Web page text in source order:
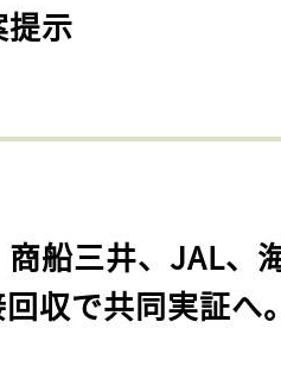
示
商船三井、JAL、
収で共同実証へ